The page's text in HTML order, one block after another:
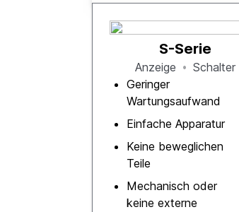
S-Serie
Anzeige
Schalter
Geringer
Wartungsaufwand
Einfache Apparatur
Keine beweglichen
Teile
Mechanisch oder
keine externe